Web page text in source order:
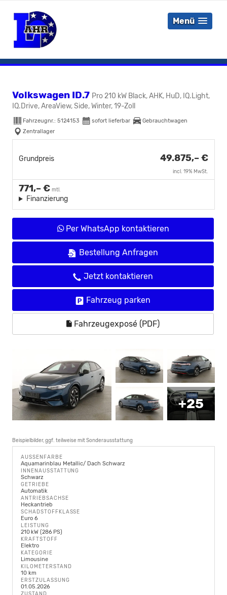
Menü
Volkswagen ID.7 Pro 210 kW Black, AHK, HuD, IQ.Light,
IQ.Drive, AreaView, Side, Winter, 19-Zoll
Fahrzeugnr.: 5124153 sofort lieferbar
Gebrauchtwagen
Zentrallager
Grundpreis 49.875,– €
incl. 19% MwSt.
771,– € mtl.
Finanzierung
Per WhatsApp kontaktieren
Bestellung Anfragen
Jetzt kontaktieren
Fahrzeug parken
Fahrzeugexposé (PDF)
+25
Beispielbilder, ggf. teilweise mit Sonderausstattung
AUSSENFARBE
Aquamarinblau Metallic/ Dach Schwarz
INNENAUSSTATTUNG
Schwarz
GETRIEBE
Automatik
ANTRIEBSACHSE
Heckantrieb
SCHADSTOFFKLASSE
Euro 6
LEISTUNG
210 kW (286 PS)
KRAFTSTOFF
Elektro
KATEGORIE
Limousine
KILOMETERSTAND
10 km
ERSTZULASSUNG
01.05.2026